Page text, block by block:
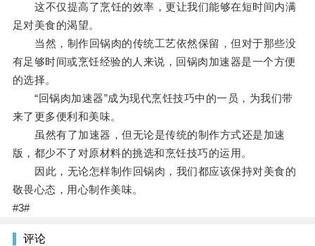
这不仅提高了烹饪的效率，更让我们能够在短时间内满
足对美食的渴望。
当然，制作回锅肉的传统工艺依然保留，但对于那些没
有足够时间或烹饪经验的人来说，回锅肉加速器是一个方便
的选择。
“回锅肉加速器”成为现代烹饪技巧中的一员，为我们带
来了更多便利和美味。
虽然有了加速器，但无论是传统的制作方式还是加速
版，都少不了对原材料的挑选和烹饪技巧的运用。
因此，无论怎样制作回锅肉，我们都应该保持对美食的
敬畏心态，用心制作美味。
#3#
评论